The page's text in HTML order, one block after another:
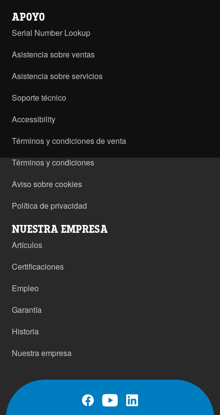
APOYO
Serial Number Lookup
Asistencia sobre ventas
Asistencia sobre servicios
Soporte técnico
Accessibility
Términos y condiciones de venta
Términos y condiciones
Aviso sobre cookies
Política de privacidad
NUESTRA EMPRESA
Artículos
Certificaciones
Empleo
Garantía
Historia
Nuestra empresa